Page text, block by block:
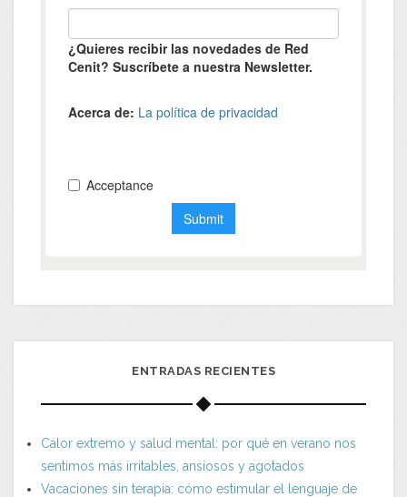
ENTRADAS RECIENTES
Calor extremo y salud mental: por qué en verano nos
sentimos más irritables, ansiosos y agotados
Vacaciones sin terapia: cómo estimular el lenguaje de